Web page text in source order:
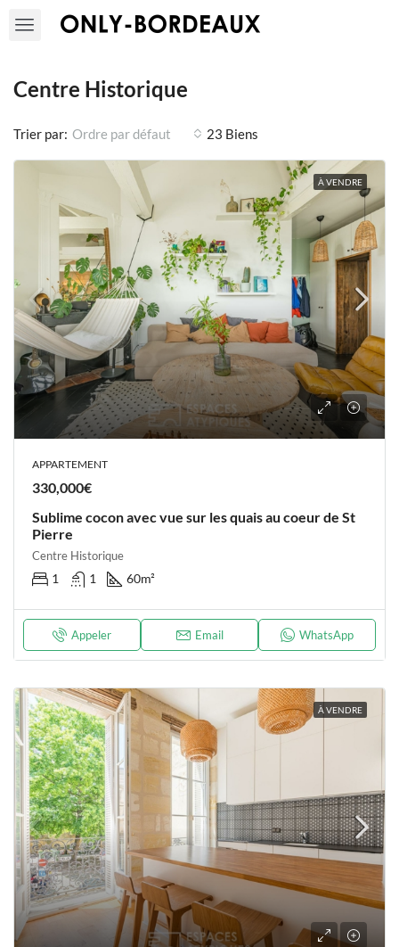
Centre Historique
23 Biens
Trier par: Ordre par défaut
À VENDRE
APPARTEMENT
330,000€
Sublime cocon avec vue sur les quais au coeur de St
Pierre
Centre Historique
1 1 60m²
Appeler Email WhatsApp
À VENDRE